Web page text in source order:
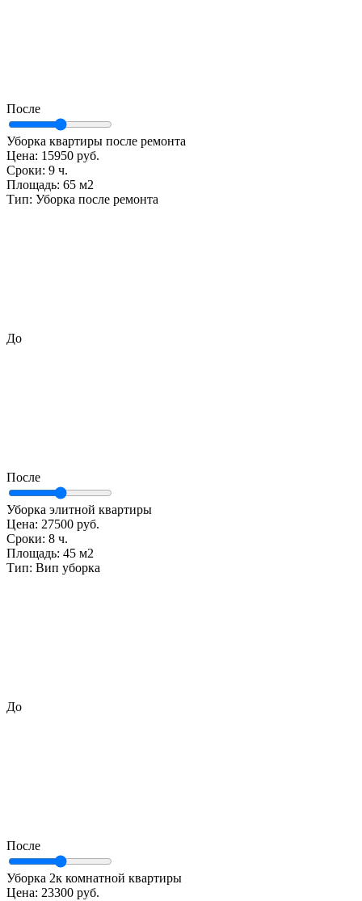
После
Уборка квартиры после ремонта
Цена: 15950 руб.
Сроки: 9 ч.
Площадь: 65 м2
Тип: Уборка после ремонта
До
После
Уборка элитной квартиры
Цена: 27500 руб.
Сроки: 8 ч.
Площадь: 45 м2
Тип: Вип уборка
До
После
Уборка 2к комнатной квартиры
Цена: 23300 руб.